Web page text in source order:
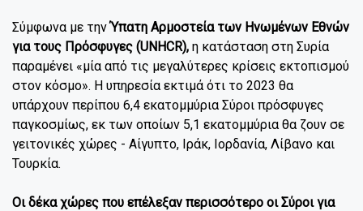
Σύμφωνα με τηνΎπατη Αρμοστεία των Ηνωμένων Εθνών
για τους Πρόσφυγες (UNHCR), η κατάσταση στη Συρία
παραμένει «μία από τις μεγαλύτερες κρίσεις εκτοπισμού
στον κόσμο». Η υπηρεσία εκτιμά ότι το 2023 θα
υπάρχουν περίπου 6,4 εκατομμύρια Σύροι πρόσφυγες
παγκοσμίως, εκ των οποίων 5,1 εκατομμύρια θα ζουν σε
γειτονικές χώρες - Αίγυπτο, Ιράκ, Ιορδανία, Λίβανο και
Τουρκία.
Οι δέκα χώρες που επέλεξαν περισσότερο οι Σύροι για